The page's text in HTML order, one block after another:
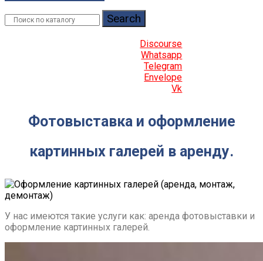
Search
Discourse
Whatsapp
Telegram
Envelope
Vk
Фотовыставка и оформление
картинных галерей в аренду.
У нас имеются такие услуги как: аренда фотовыставки и
оформление картинных галерей.